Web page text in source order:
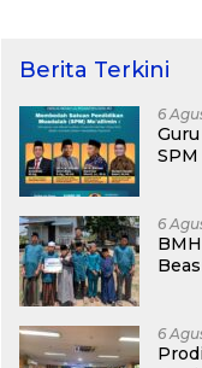
Berita Terkini
6
6
6